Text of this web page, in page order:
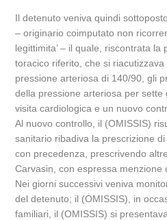
Il detenuto veniva quindi
– originario coimputato non
legittimita’ – il quale, riscontrata la
toracico riferito, che si
pressione arteriosa di 140/90, gli
della pressione arteriosa per sette
visita cardiologica e un nuovo
Al nuovo controllo, il (OMISSIS)
sanitario ribadiva la prescrizione
con precedenza, prescrivendo
Carvasin, con espressa menzione
Nei giorni successivi veniva
del detenuto; il (OMISSIS), in
familiari, il (OMISSIS) si